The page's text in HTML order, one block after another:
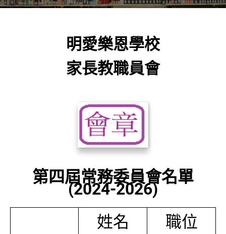
明愛樂恩學校
家長教職員會
第四屆常務委員會名單
(2024-2026)
姓名
職位